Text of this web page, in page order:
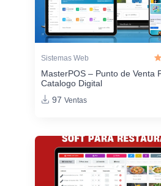
Sistemas Web
MasterPOS – Punto de Venta
Catalogo Digital
97 Ventas